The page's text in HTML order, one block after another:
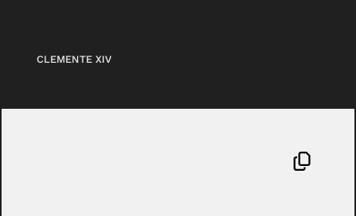
CLEMENTE XIV